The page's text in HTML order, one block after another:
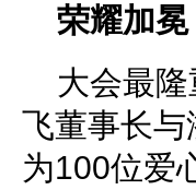
荣耀加
大会最
飞董事长
为100位爱